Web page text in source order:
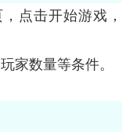
点击开始游戏，
家数量等条件。